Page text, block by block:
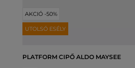
AKCIÓ -50%
UTOLSÓ ESÉLY
PLATFORM CIPŐ ALDO MAYSEE